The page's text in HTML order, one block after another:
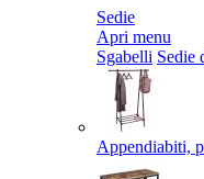
Sedie
Apri menu
Sgabelli Sedie
Appendiabiti,